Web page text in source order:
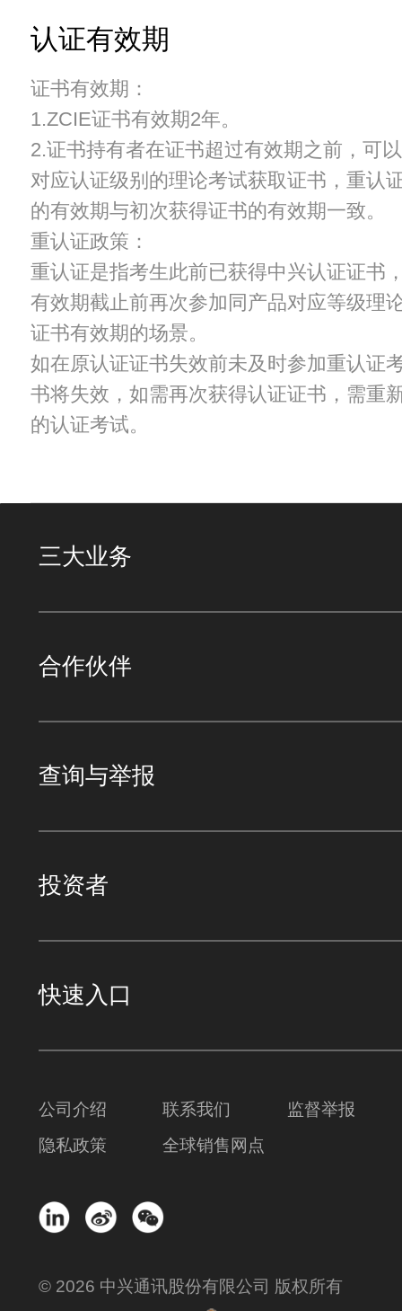
认证有效期
证书有效期：
1.ZCIE证书有效期2年。
2.证书持有者在证书超过有效期之前，可
对应认证级别的理论考试获取证书，重认
的有效期与初次获得证书的有效期一致。
重认证政策：
重认证是指考生此前已获得中兴认证证书
有效期截止前再次参加同产品对应等级理
证书有效期的场景。
如在原认证证书失效前未及时参加重认证
书将失效，如需再次获得认证证书，需重
的认证考试。
三大业务
合作伙伴
查询与举报
投资者
快速入口
公司介绍 联系我们
监督举报
隐私政策
全球销售网点
© 2026 中兴通讯股份有限公司 版权所有